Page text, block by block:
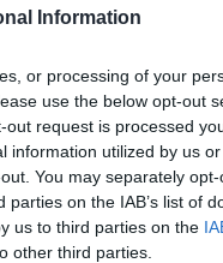
Information
or processing of your
use the below opt-out
request is processed
information utilized by us
You may separately
on the IAB’s list of
us to third parties on the
other third parties.
diventato il primo
altra cosa. Era
neri. Mi accolse con
e veniva
compare proprio lui,
fascismo di
stato My Lai. Ai